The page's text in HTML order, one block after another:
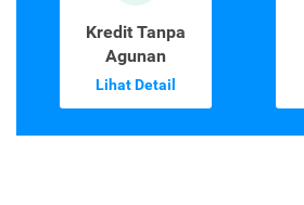
Kredit Tanpa
Agunan
Lihat Detail